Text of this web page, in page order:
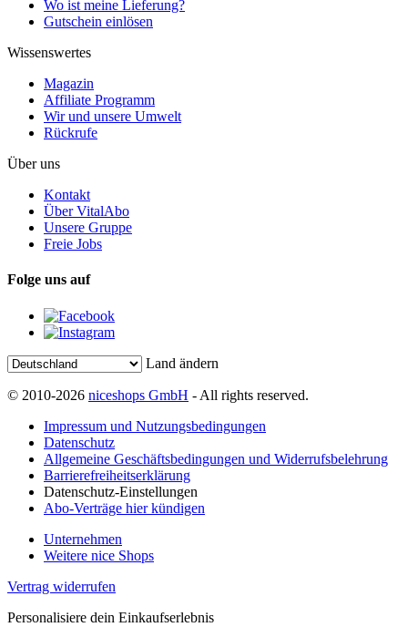
Wo ist meine Lieferung?
Gutschein einlösen
Wissenswertes
Magazin
Affiliate Programm
Wir und unsere Umwelt
Rückrufe
Über uns
Kontakt
Über VitalAbo
Unsere Gruppe
Freie Jobs
Folge uns auf
Land ändern
© 2010-2026 niceshops GmbH - All rights reserved.
Impressum und Nutzungsbedingungen
Datenschutz
Allgemeine Geschäftsbedingungen und Widerrufsbelehrung
Barrierefreiheitserklärung
Datenschutz-Einstellungen
Abo-Verträge hier kündigen
Unternehmen
Weitere nice Shops
Vertrag widerrufen
Personalisiere dein Einkaufserlebnis